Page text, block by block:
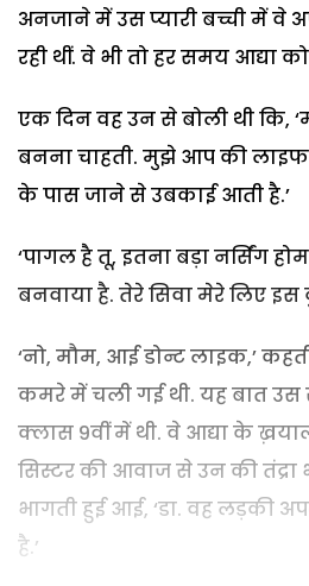
अनजाने में उस प्यारी बच्ची में वे
रही थीं. वे भी तो हर समय आद्या
एक दिन वह उन से बोली थी कि,
बनना चाहती. मुझे आप की
के पास जाने से उबकाई आती है.’
‘पागल है तू, इतना बड़ा नर्सिंग
बनवाया है. तेरे सिवा मेरे लिए इस
‘नो, मौम, आई डोन्ट लाइक,’
कमरे में चली गई थी. यह बात
क्लास 9वीं में थी. वे आद्या के
सिस्टर की आवाज से उन की
भागती हुई आई, ‘डा. वह लड़की
है.’